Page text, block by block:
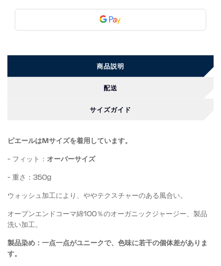
商品説明
配送
サイズガイド
ピエールはMサイズを着用しています。
- フィット： オーバーサイズ
- 重さ：350g
ウォッシュ加工により、ややテクスチャーのある風合い。
オープンエンドコーマ綿100％のオーガニックジャージー、製品
洗い加工。
製品染め：一点一点がユニークで、色味に若干の個体差がありま
す。